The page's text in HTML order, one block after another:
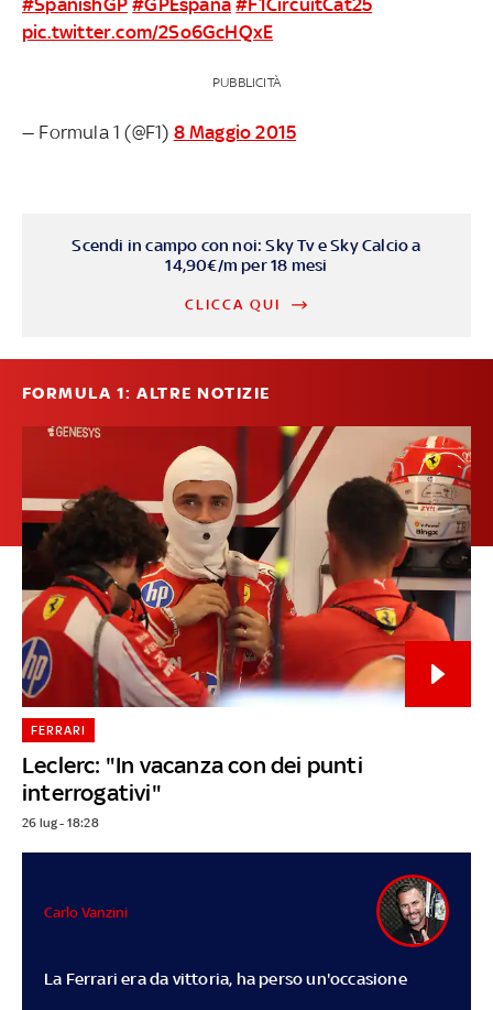
pic.twitter.com/2So6GcHQxE
PUBBLICITÀ
— Formula 1 (@F1) 8 Maggio 2015
Scendi in campo con noi: Sky Tv e Sky Calcio a
14,90€/m per 18 mesi
CLICCA QUI
FORMULA 1: ALTRE NOTIZIE
Leclerc: "In vacanza con dei punti
interrogativi"
FERRARI
26 lug - 18:28
La Ferrari era da vittoria, ha perso un'occasione
Carlo Vanzini